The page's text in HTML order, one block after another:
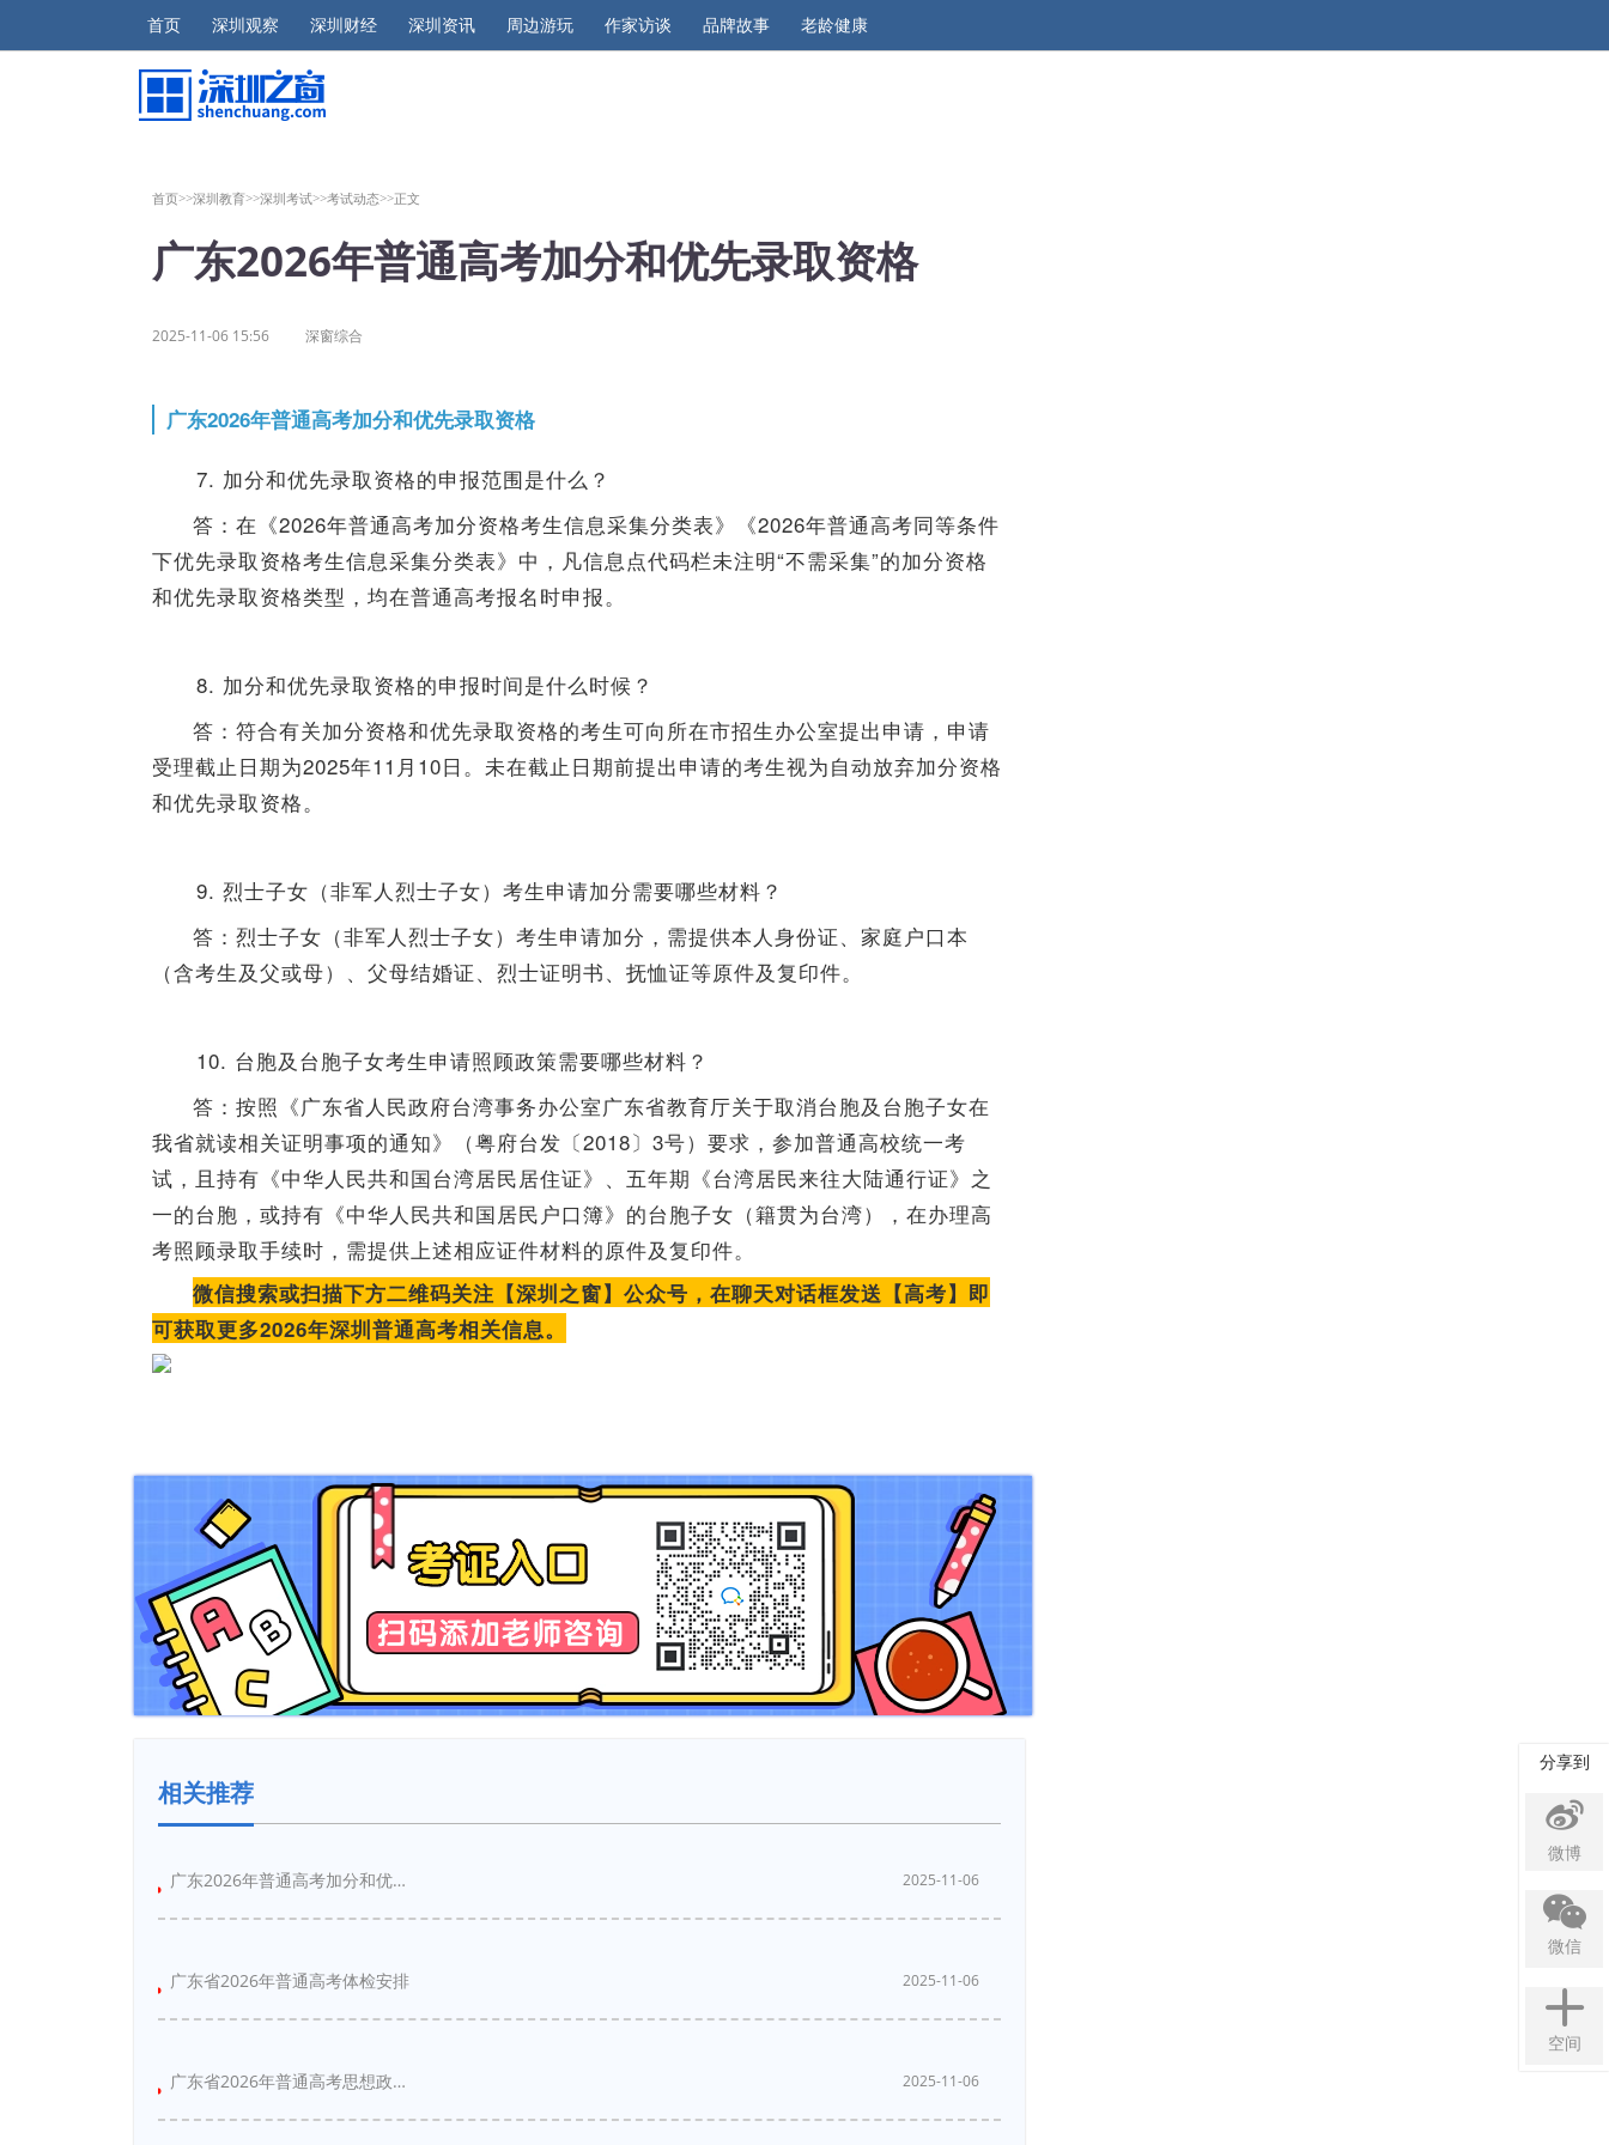
首页 深圳观察 深圳财经 深圳资讯 周边游玩 作家访谈 品牌故事 老龄健康
首页>>深圳教育>>深圳考试>>考试动态>>正文
广东2026年普通高考加分和优先录取资格
2025-11-06 15:56 深窗综合
广东2026年普通高考加分和优先录取资格
7. 加分和优先录取资格的申报范围是什么？
答：在《2026年普通高考加分资格考生信息采集分类表》《2026年普通高考同等条件
下优先录取资格考生信息采集分类表》中，凡信息点代码栏未注明“不需采集”的加分资格
和优先录取资格类型，均在普通高考报名时申报。
8. 加分和优先录取资格的申报时间是什么时候？
答：符合有关加分资格和优先录取资格的考生可向所在市招生办公室提出申请，申请
受理截止日期为2025年11月10日。未在截止日期前提出申请的考生视为自动放弃加分资格
和优先录取资格。
9. 烈士子女（非军人烈士子女）考生申请加分需要哪些材料？
答：烈士子女（非军人烈士子女）考生申请加分，需提供本人身份证、家庭户口本
（含考生及父或母）、父母结婚证、烈士证明书、抚恤证等原件及复印件。
10. 台胞及台胞子女考生申请照顾政策需要哪些材料？
答：按照《广东省人民政府台湾事务办公室广东省教育厅关于取消台胞及台胞子女在
我省就读相关证明事项的通知》（粤府台发〔2018〕3号）要求，参加普通高校统一考
试，且持有《中华人民共和国台湾居民居住证》、五年期《台湾居民来往大陆通行证》之
一的台胞，或持有《中华人民共和国居民户口簿》的台胞子女（籍贯为台湾），在办理高
考照顾录取手续时，需提供上述相应证件材料的原件及复印件。
微信搜索或扫描下方二维码关注【深圳之窗】公众号，在聊天对话框发送【高考】即
可获取更多2026年深圳普通高考相关信息。
分享到
微博
微信
空间
相关推荐
广东2026年普通高考加分和优先录取资格 2025-11-06
广东省2026年普通高考体检安排 2025-11-06
广东省2026年普通高考思想政治品德考核 2025-11-06